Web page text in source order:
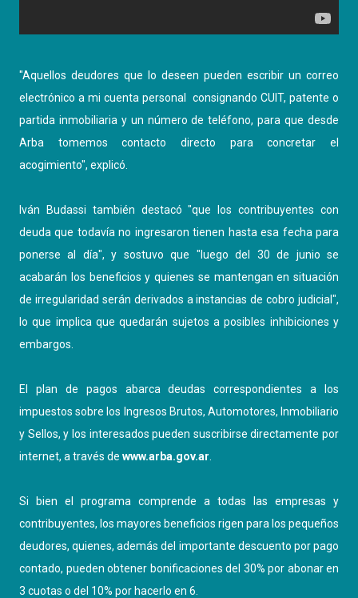
"Aquellos deudores que lo deseen pueden escribir un correo
electrónico a mi cuenta personal consignando CUIT, patente o
partida inmobiliaria y un número de teléfono, para que desde
Arba tomemos contacto directo para concretar el
acogimiento", explicó.
Iván Budassi también destacó "que los contribuyentes con
deuda que todavía no ingresaron tienen hasta esa fecha para
ponerse al día", y sostuvo que "luego del 30 de junio se
acabarán los beneficios y quienes se mantengan en situación
de irregularidad serán derivados a instancias de cobro judicial",
lo que implica que quedarán sujetos a posibles inhibiciones y
embargos.
El plan de pagos abarca deudas correspondientes a los
impuestos sobre los Ingresos Brutos, Automotores, Inmobiliario
y Sellos, y los interesados pueden suscribirse directamente por
internet, a través de www.arba.gov.ar
Si bien el programa comprende a todas las empresas y
contribuyentes, los mayores beneficios rigen para los pequeños
deudores, quienes, además del importante descuento por pago
contado, pueden obtener bonificaciones del 30% por abonar en
3 cuotas o del 10% por hacerlo en 6.